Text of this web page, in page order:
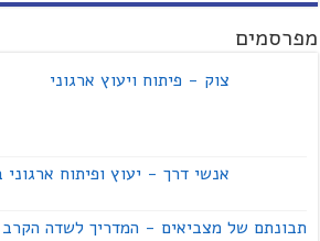
מפרסמים
צוק - פיתוח ויעוץ ארגוני
אנשי דרך - יעוץ ופיתוח ארגוני
תבונתם של מצביאים - המדריך לשדה